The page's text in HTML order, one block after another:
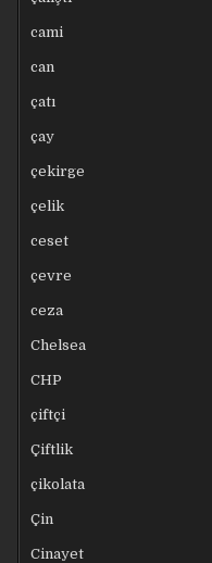
cami
can
çatı
çay
çekirge
çelik
ceset
çevre
ceza
Chelsea
CHP
çiftçi
Çiftlik
çikolata
Çin
Cinayet